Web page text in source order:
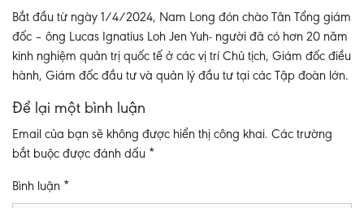
Bắt đầu từ ngày 1/4/2024, Nam Long đón chào Tân Tổng giám
đốc – ông Lucas Ignatius Loh Jen Yuh- người đã có hơn 20 năm
kinh nghiệm quản trị quốc tế ở các vị trí Chủ tịch, Giám đốc điều
hành, Giám đốc đầu tư và quản lý đầu tư tại các Tập đoàn lớn.
Để lại một bình luận
Email của bạn sẽ không được hiển thị công khai. Các trường
bắt buộc được đánh dấu *
Bình luận *